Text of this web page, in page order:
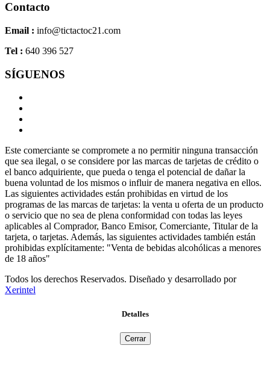
Contacto
Email : info@tictactoc21.com
Tel : 640 396 527
SÍGUENOS
Este comerciante se compromete a no permitir ninguna transacción
que sea ilegal, o se considere por las marcas de tarjetas de crédito o
el banco adquiriente, que pueda o tenga el potencial de dañar la
buena voluntad de los mismos o influir de manera negativa en ellos.
Las siguientes actividades están prohibidas en virtud de los
programas de las marcas de tarjetas: la venta u oferta de un producto
o servicio que no sea de plena conformidad con todas las leyes
aplicables al Comprador, Banco Emisor, Comerciante, Titular de la
tarjeta, o tarjetas. Además, las siguientes actividades también están
prohibidas explícitamente: "Venta de bebidas alcohólicas a menores
de 18 años"
Todos los derechos Reservados. Diseñado y desarrollado por
Xerintel
Detalles
Cerrar